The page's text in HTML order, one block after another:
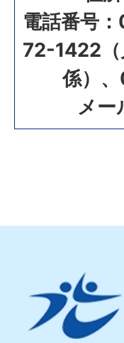
電話番号
72-1422
係）
メー
市